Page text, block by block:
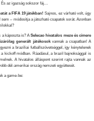
az igazság sokszor fáj…
a FIFA 19 játékban!Sajnos, ez várható volt, úgy
– módosítja a játszható csapatok sorát. Azonban
a káposzta is? ASelecao hivatalos meze és címere
generált játékosokvannak a csapatban! A
a brazíliai futballszövetséggel, így kénytelenek
kickoff módban. Ráadásul, a brazil bajnoksággal is
A hivatalos álláspont szerint rajta vannak az
dél-amerikai ország nemzeti együttesét.
a game-be: